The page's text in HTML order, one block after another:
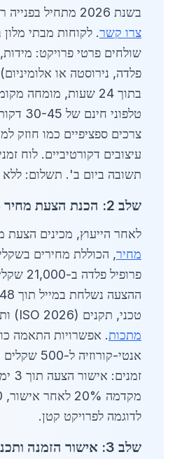
בשנת 2026 מתחיל בפנייה ראשונית פשוטה דרך
צרו קשר. לקוחות מבתי מלון
שולחים פרטי פרויקט:
פלדה, נירוסטה או
בתוך 24 שעות, מומחה
טלפוני
צרכים ספציפיים כמו חוזק
עיצובים דקורטיביים. לוח
תשובה ביום ב'. תשלום: ללא
שלב 2: הכנת הצעת מחיר מפורטת
לאחר הייעוץ, מכינים הצעת
מחיר
פרופיל
טכני, תקנים (ISO 2026) ותמונות דוגמאות מ
מתכות. אפשרויות התאמה
אנטי-
לדוגמה לפרויקט קטן.
שלב 3: אישור הזמנה ותכנון ייצור